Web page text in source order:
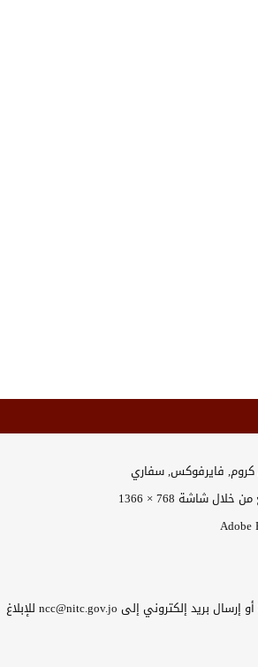
شاشة 768 × 1366
يرجى الاتصال على 0655008080 أو إرسال بريد إلكتروني إلى ncc@nitc.gov.jo للإبلاغ